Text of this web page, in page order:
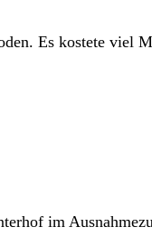
Es kostete viel
im